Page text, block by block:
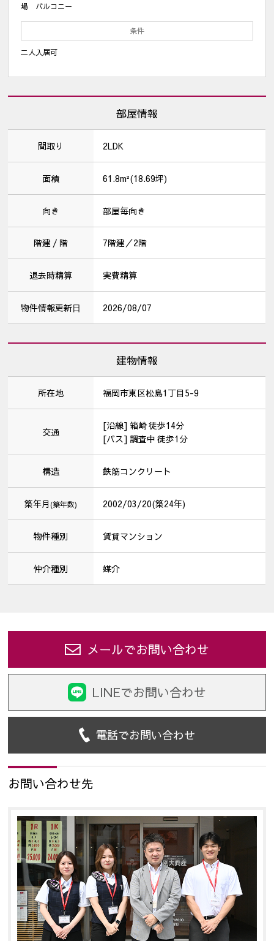
場 バルコニー
条件
二人入居可
部屋情報
間取り 2LDK
面積 61.8m²(18.69坪)
向き 部屋毎向き
階建 / 階 7階建／2階
退去時精算 実費精算
物件情報更新⽇ 2026/08/07
建物情報
所在地 福岡市東区松島1丁目5-9
交通
[沿線] 箱崎 徒歩14分
[バス] 調査中 徒歩1分
構造 鉄筋コンクリート
築年月(築年数) 2002/03/20(築24年)
物件種別 賃貸マンション
仲介種別 媒介
メールでお問い合わせ
LINEでお問い合わせ
電話でお問い合わせ
お問い合わせ先